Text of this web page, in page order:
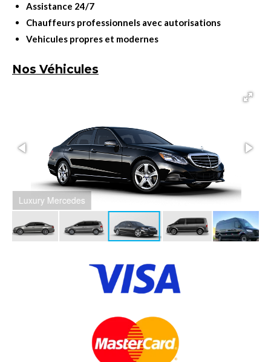
Assistance 24/7
Chauffeurs professionnels avec autorisations
Vehicules propres et modernes
Nos Véhicules
Luxury Mercedes